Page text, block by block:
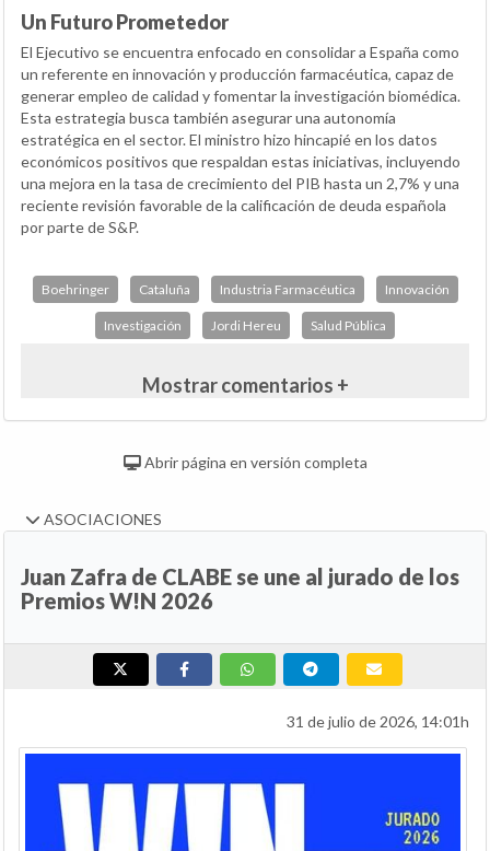
Un Futuro Prometedor
El Ejecutivo se encuentra enfocado en consolidar a España como
un referente en innovación y producción farmacéutica, capaz de
generar empleo de calidad y fomentar la investigación biomédica.
Esta estrategia busca también asegurar una autonomía
estratégica en el sector. El ministro hizo hincapié en los datos
económicos positivos que respaldan estas iniciativas, incluyendo
una mejora en la tasa de crecimiento del PIB hasta un 2,7% y una
reciente revisión favorable de la calificación de deuda española
por parte de S&P.
Boehringer Cataluña Industria Farmacéutica Innovación
Investigación Jordi Hereu Salud Pública
Mostrar comentarios +
Abrir página en versión completa
ASOCIACIONES
Juan Zafra de CLABE se une al jurado de los
Premios W!N 2026
31 de julio de 2026, 14:01h